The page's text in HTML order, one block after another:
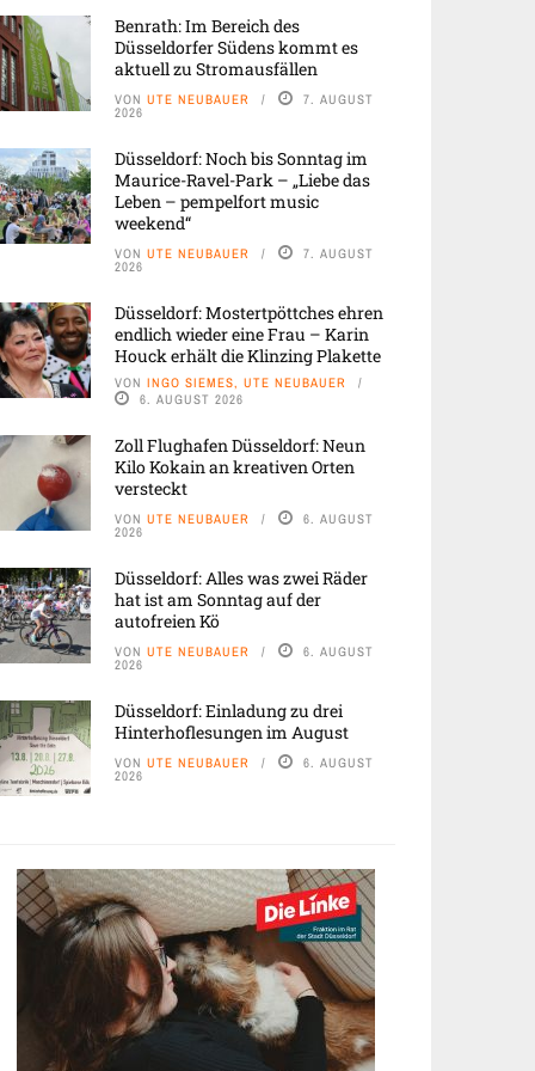
Benrath: Im Bereich des
Düsseldorfer Südens kommt es
aktuell zu Stromausfällen
VON UTE NEUBAUER 7. AUGUST
2026
Düsseldorf: Noch bis Sonntag im
Maurice-Ravel-Park – „Liebe das
Leben – pempelfort music
weekend“
VON UTE NEUBAUER 7. AUGUST
2026
Düsseldorf: Mostertpöttches ehren
endlich wieder eine Frau – Karin
Houck erhält die Klinzing Plakette
VON INGO SIEMES, UTE NEUBAUER
6. AUGUST 2026
Zoll Flughafen Düsseldorf: Neun
Kilo Kokain an kreativen Orten
versteckt
VON UTE NEUBAUER 6. AUGUST
2026
Düsseldorf: Alles was zwei Räder
hat ist am Sonntag auf der
autofreien Kö
VON UTE NEUBAUER 6. AUGUST
2026
Düsseldorf: Einladung zu drei
Hinterhoflesungen im August
VON UTE NEUBAUER 6. AUGUST
2026